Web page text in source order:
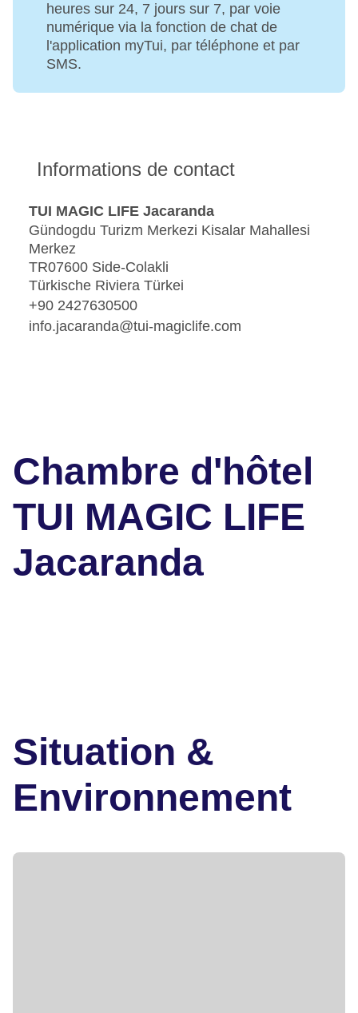
heures sur 24, 7 jours sur 7, par voie
numérique via la fonction de chat de
l'application myTui, par téléphone et par
SMS.
Informations de contact
TUI MAGIC LIFE Jacaranda
Gündogdu Turizm Merkezi Kisalar Mahallesi
Merkez
TR07600 Side-Colakli
Türkische Riviera Türkei
+90 2427630500
info.jacaranda@tui-magiclife.com
Chambre d'hôtel
TUI MAGIC LIFE
Jacaranda
Situation &
Environnement